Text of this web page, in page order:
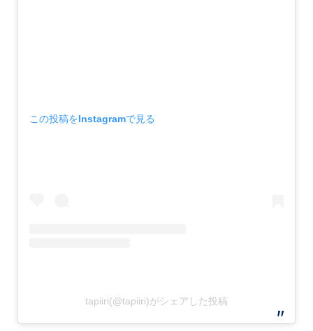
この投稿をInstagramで見る
tapiiri(@tapiiri)がシェアした投稿